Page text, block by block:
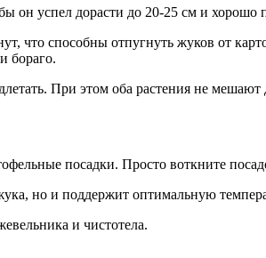
он успел дорасти до 20-25 см и хорошо
что способны отпугнуть жуков от
бораго.
При этом оба растения не мешают
посадки. Просто воткните
но и поддержит оптимальную
и чистотела.